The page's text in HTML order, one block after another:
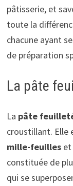
pâtisserie, et
toute la
chacune ayant
de préparation
La pâte
La pâte
croustillant. Elle
mille-feuilleset
constituée de
qui se